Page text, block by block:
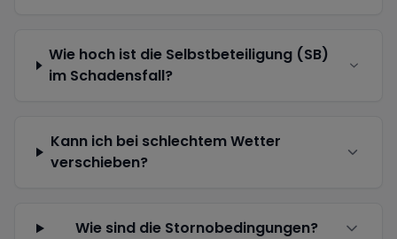
Wie hoch ist die Selbstbeteiligung (SB)
im Schadensfall?
Kann ich bei schlechtem Wetter
verschieben?
Wie sind die Stornobedingungen?